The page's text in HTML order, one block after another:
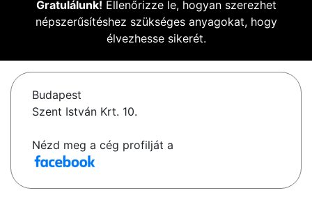
Gratulálunk! Ellenőrizze le, hogyan szerezhet
népszerűsítéshez szükséges anyagokat, hogy
élvezhesse sikerét.
Budapest
Szent István Krt. 10.
Nézd meg a cég profilját a